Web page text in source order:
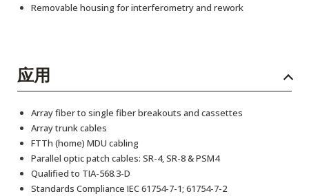
Removable housing for interferometry and rework
应用
Array fiber to single fiber breakouts and cassettes
Array trunk cables
FTTh (home) MDU cabling
Parallel optic patch cables: SR-4, SR-8 & PSM4
Qualified to TIA-568.3-D
Standards Compliance IEC 61754-7-1; 61754-7-2